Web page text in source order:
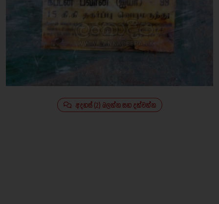
අදහස් (2) බලන්න සහ දක්වන්න